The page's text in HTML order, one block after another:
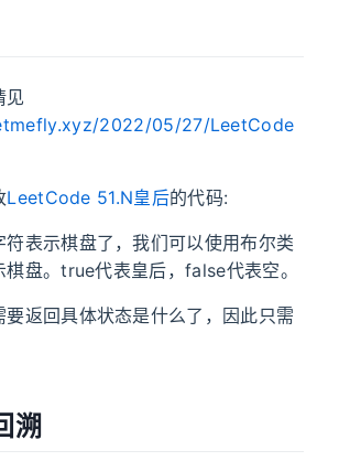
见
2022/05/27/LeetCode
LeetCode 51.N皇后的代码:
表示棋盘了，我们可以使用布尔类
盘。true代表皇后，false代表空。
返回具体状态是什么了，因此只需
溯